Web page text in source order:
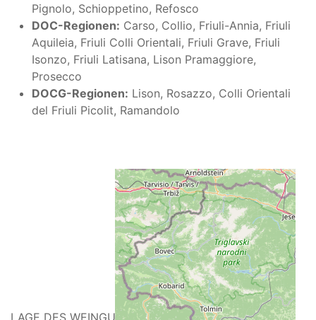
Pignolo, Schioppetino, Refosco
DOC-Regionen: Carso, Collio, Friuli-Annia, Friuli
Aquileia, Friuli Colli Orientali, Friuli Grave, Friuli
Isonzo, Friuli Latisana, Lison Pramaggiore,
Prosecco
DOCG-Regionen: Lison, Rosazzo, Colli Orientali
del Friuli Picolit, Ramandolo
LAGE DES WEINGUTS